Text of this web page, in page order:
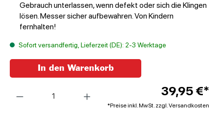
Gebrauch unterlassen, wenn defekt oder sich die Klingen
lösen. Messer sicher aufbewahren. Von Kindern
fernhalten!
Sofort versandfertig, Lieferzeit (DE): 2-3 Werktage
39,95 €*
*Preise inkl. MwSt. zzgl. Versandkosten
In den Warenkorb